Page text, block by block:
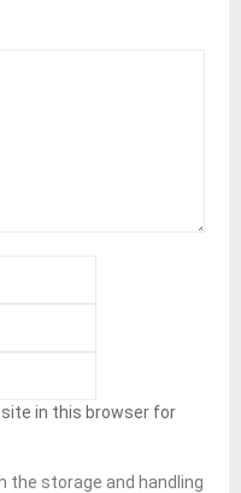
in this browser for
the storage and handling